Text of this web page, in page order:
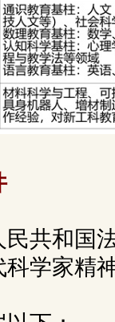
民共和国
科学家精